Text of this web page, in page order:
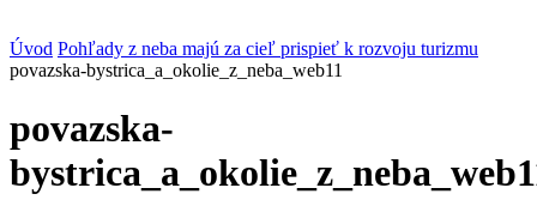
Úvod Pohľady z neba majú za cieľ prispieť k rozvoju turizmu
povazska-bystrica_a_okolie_z_neba_web11
povazska-